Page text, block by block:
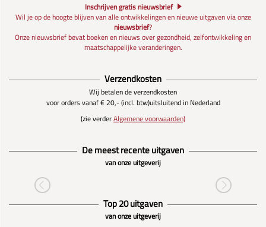
Inschrijven gratis nieuwsbrief
Wil je op de hoogte blijven van alle ontwikkelingen en nieuwe uitgaven via onze
nieuwsbrief?
Onze nieuwsbrief bevat boeken en nieuws over gezondheid, zelfontwikkeling en
maatschappelijke veranderingen.
Verzendkosten
Wij betalen de verzendkosten
voor orders vanaf € 20,- (incl. btw)uitsluitend in Nederland
(zie verderAlgemene voorwaarden)
De meest recente uitgaven
van onze uitgeverij
Top 20 uitgaven
van onze uitgeverij